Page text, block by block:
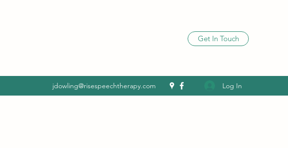
Get In Touch
jdowling@risespeechtherapy.com Log In